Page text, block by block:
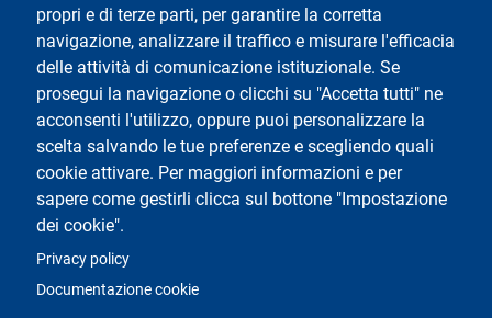
propri e di terze parti, per garantire la corretta
navigazione, analizzare il traffico e misurare l'efficacia
delle attività di comunicazione istituzionale. Se
prosegui la navigazione o clicchi su "Accetta tutti" ne
acconsenti l'utilizzo, oppure puoi personalizzare la
scelta salvando le tue preferenze e scegliendo quali
cookie attivare. Per maggiori informazioni e per
sapere come gestirli clicca sul bottone "Impostazione
dei cookie".
Privacy policy
Documentazione cookie
Testo
Università degli studi di Milano
Via Festa del Perdono 7 - 20122 Milano
Tel.+39 02 5032 5032
Posta elettronica certificata
Logo